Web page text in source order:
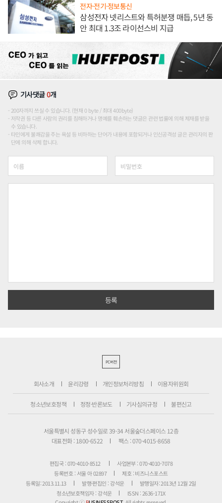
전자·전기·정보통신
삼성전자 넷리스트와 특허분쟁 매듭, 5년 동
안 최대 1.3조 라이선스비 지급
기사댓글0개
200자까지 쓰실 수 있습니다. (현재 0 byte / 최대 400byte)
저작권 등 다른 사람의 권리를 침해하거나 명예를 훼손하는 댓글은 관련 법률에 의해 제재를 받을
수 있습니다.
타인에게 불쾌감을 주는 욕설 등 비하하는 단어가 내용에 포함되거나 인신공격성 글은 관리자의 판
단에 의해 삭제 합니다.
PC버전
회사소개 윤리강령 개인정보처리방침 이용자위원회
청소년보호정책 정정·반론보도 기사심의규정 불편신고
서울특별시 성동구 성수일로 39-34 서울숲더스페이스 12층
대표전화 : 1800-6522
팩스 : 070-4015-8658
편집국 : 070-4010-8512
사업본부 : 070-4010-7078
등록번호 : 서울 아 02897
제호 : 비즈니스포스트
등록일: 2013.11.13
발행·편집인 : 강석운
발행일자: 2013년 12월 2일
청소년보호책임자 : 강석운
ISSN : 2636-171X